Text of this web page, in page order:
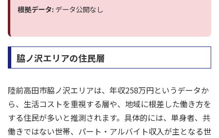
根拠データ:データ公開なし
脇ノ沢エリアの住民層
陸前高田市脇ノ沢エリアは、年収258万円というデータか
ら、生活コストを重視する層や、地域に根差した働き方を
する住民が多いと推測されます。具体的には、単身者、共
働きではない世帯、パート・アルバイト収入が主となる世